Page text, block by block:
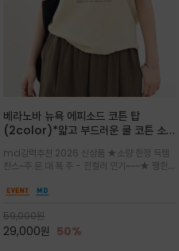
베라노바 뉴욕 에피소드 코튼 탑
(2color)*얇고 부드러운 쿨 코튼 소재
고 자연스러운 멋이 있는 핏으로 여름내
내 편하고 감각적으로 입으세요
md강력추천 2026 신상품 ★소량 한정 득템
찬스~주.문.대.폭.주 - 전컬러 인기~~~★ 쨍한듯
내추럴한 컬러감이 매력적인 티셔츠/여유로운
59,000원
29,000원 50%